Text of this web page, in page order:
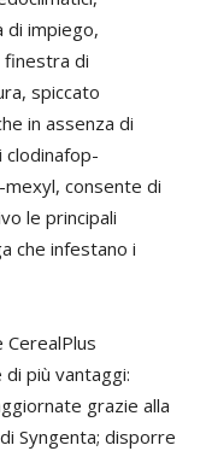
di impiego,
di
spiccato
in assenza di
clodinafop-
consente di
le principali
che infestano i
CerealPlus
più vantaggi:
grazie alla
Syngenta; disporre